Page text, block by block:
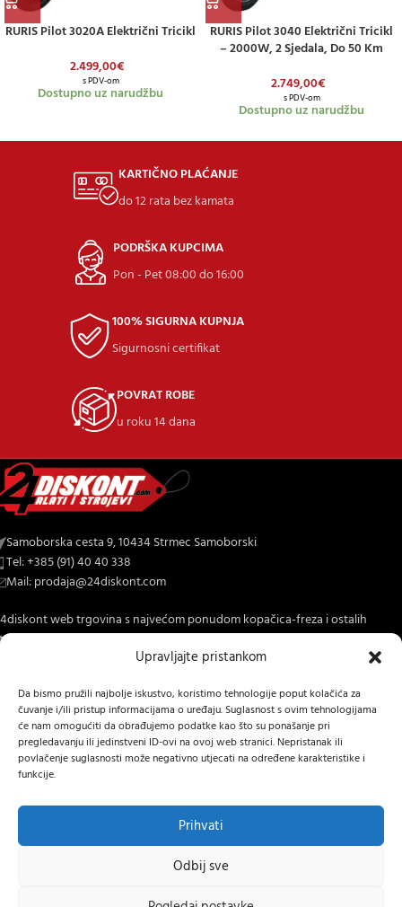
Upravljajte pristankom
Da bismo pružili najbolje iskustvo, koristimo tehnologije poput kolačića za
čuvanje i/ili pristup informacijama o uređaju. Suglasnost s ovim tehnologijama
će nam omogućiti da obrađujemo podatke kao što su ponašanje pri
pregledavanju ili jedinstveni ID-ovi na ovoj web stranici. Nepristanak ili
povlačenje suglasnosti može negativno utjecati na određene karakteristike i
funkcije.
Prihvati
Odbij sve
RURIS Pilot 3020A Električni Tricikl
2.499,00€
s PDV-om
Dostupno uz narudžbu
RURIS Pilot 3040 Električni Tricikl
– 2000W, 2 Sjedala, Do 50 Km
2.749,00€
s PDV-om
Dostupno uz narudžbu
KARTIČNO PLAĆANJE
do 12 rata bez kamata
PODRŠKA KUPCIMA
Pon - Pet 08:00 do 16:00
100% SIGURNA KUPNJA
Sigurnosni certifikat
POVRAT ROBE
u roku 14 dana
Samoborska cesta 9, 10434 Strmec Samoborski
Tel: +385 (91) 40 40 338
Mail: prodaja@24diskont.com
web trgovina s najvećom ponudom kopačica-freza i ostalih
za dom i vrt.
INFORMACIJE O KUPNJI
OSTALE INFORMACIJE
Hrvatski